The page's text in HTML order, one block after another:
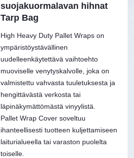
suojakuormalavan hihnat
Tarp Bag
High Heavy Duty Pallet Wraps on
ympäristöystävällinen
uudelleenkäytettävä vaihtoehto
muoviselle venytyskalvolle, joka on
valmistettu vahvasta tuuletuksesta ja
hengittävästä verkosta tai
läpinäkymättömästä vinyylistä.
Pallet Wrap Cover soveltuu
ihanteellisesti tuotteen kuljettamiseen
laiturialueella tai varaston puolelta
toiselle.